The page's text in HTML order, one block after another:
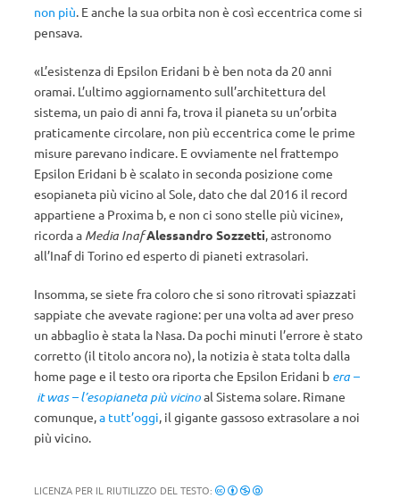
non più. E anche la sua orbita non è così eccentrica come si
pensava.
«L’esistenza di Epsilon Eridani b è ben nota da 20 anni
oramai. L’ultimo aggiornamento sull’architettura del
sistema, un paio di anni fa, trova il pianeta su un’orbita
praticamente circolare, non più eccentrica come le prime
misure parevano indicare. E ovviamente nel frattempo
Epsilon Eridani b è scalato in seconda posizione come
esopianeta più vicino al Sole, dato che dal 2016 il record
appartiene a Proxima b, e non ci sono stelle più vicine»,
ricorda a Media InafAlessandro Sozzetti, astronomo
all’Inaf di Torino ed esperto di pianeti extrasolari.
Insomma, se siete fra coloro che si sono ritrovati spiazzati
sappiate che avevate ragione: per una volta ad aver preso
un abbaglio è stata la Nasa. Da pochi minuti l’errore è stato
corretto (il titolo ancora no), la notizia è stata tolta dalla
home page e il testo ora riporta che Epsilon Eridani b era –
it was – l’esopianeta più vicinoal Sistema solare. Rimane
comunque,a tutt’oggi, il gigante gassoso extrasolare a noi
più vicino.
LICENZA PER IL RIUTILIZZO DEL TESTO: